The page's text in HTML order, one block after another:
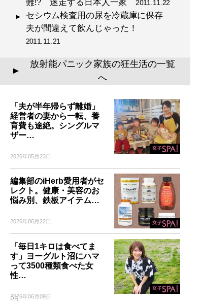
難!? 迷走する日本人一家 2011.11.22
セシウム検査用の尿を冷蔵庫に保存
夫が間違えて飲んじゃった！
2011.11.21
▲
放射能パニック家族の狂生活の一覧
へ
「夫が半年帰らず離婚」
経営者の妻から一転、養
育費も途絶。シングルマ
ザー…
2026年05月23日
編集部のiHerb愛用者がセ
レクト。健康・美容のお
悩み別、鉄板アイテム…
2026年06月22日
「毎日1キロは食べてま
す」ヨーグルト沼にハマ
って3500種類食べた女
性…
2026年06月09日
PR